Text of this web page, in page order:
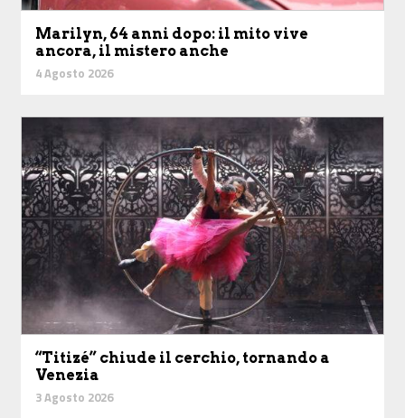
Marilyn, 64 anni dopo: il mito vive
ancora, il mistero anche
4 Agosto 2026
“Titizé” chiude il cerchio, tornando a
Venezia
3 Agosto 2026